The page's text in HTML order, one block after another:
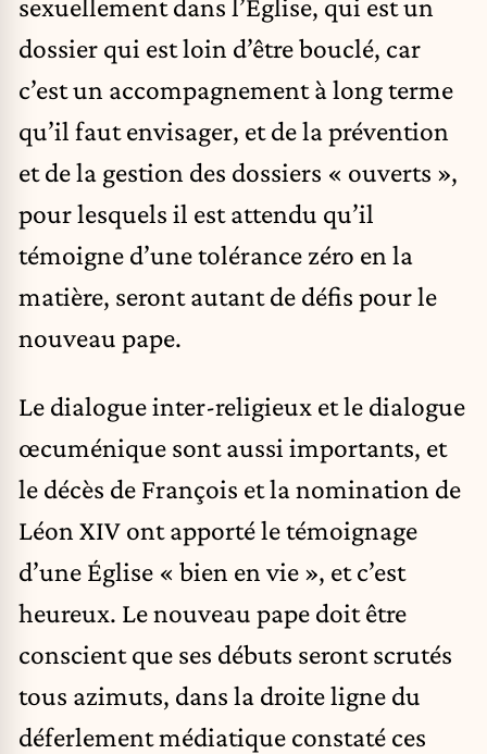
sexuellement dans l’Église, qui est un
dossier qui est loin d’être bouclé, car
c’est un accompagnement à long terme
qu’il faut envisager, et de la prévention
et de la gestion des dossiers « ouverts »,
pour lesquels il est attendu qu’il
témoigne d’une tolérance zéro en la
matière, seront autant de défis pour le
nouveau pape.
Le dialogue inter-religieux et le dialogue
œcuménique sont aussi importants, et
le décès de François et la nomination de
Léon XIV ont apporté le témoignage
d’une Église « bien en vie », et c’est
heureux. Le nouveau pape doit être
conscient que ses débuts seront scrutés
tous azimuts, dans la droite ligne du
déferlement médiatique constaté ces